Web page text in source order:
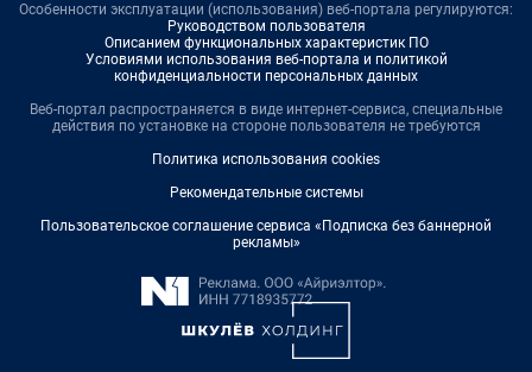
Особенности эксплуатации (использования) веб-портала регулируются:
Руководством пользователя
Описанием функциональных характеристик ПО
Условиями использования веб-портала и политикой
конфиденциальности персональных данных
Веб-портал распространяется в виде интернет-сервиса, специальные
действия по установке на стороне пользователя не требуются
Политика использования cookies
Рекомендательные системы
Пользовательское соглашение сервиса «Подписка без баннерной
рекламы»